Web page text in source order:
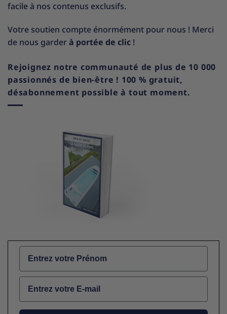
facile à nos contenus exclusifs.
Votre soutien compte énormément pour nous ! Merci
de nous garderà portée de clic !
Rejoignez notre communauté de plus de 10 000
passionnés de bien-être ! 100 % gratuit,
désabonnement possible à tout moment.
Name
Email